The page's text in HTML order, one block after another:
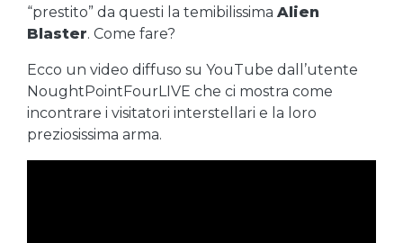
“prestito” da questi la temibilissima Alien
Blaster. Come fare?
Ecco un video diffuso su YouTube dall’utente
NoughtPointFourLIVE che ci mostra come
incontrare i visitatori interstellari e la loro
preziosissima arma.